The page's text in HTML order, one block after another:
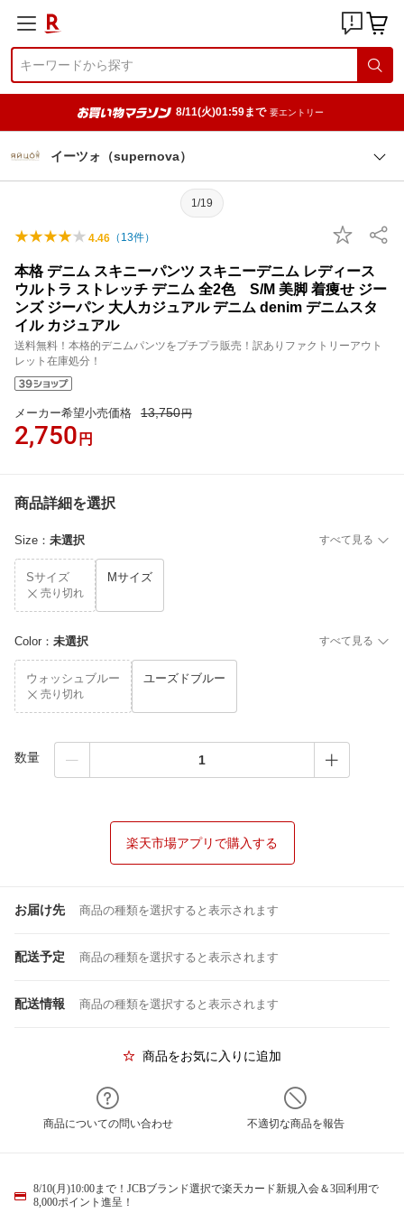
8/11(火)01:59まで 要エントリー
イーツォ（supernova）
1/19
4.46 （ 13件）
本格 デニム スキニーパンツ スキニーデニム レディース
ウルトラ ストレッチ デニム 全2色 S/M 美脚 着痩せ ジー
ンズ ジーパン 大人カジュアル デニム denim デニムスタ
イル カジュアル
送料無料！本格的デニムパンツをプチプラ販売！訳ありファクトリーアウト
レット在庫処分！
メーカー希望小売価格 13,750円
2,750 円
商品詳細を選択
Size ： 未選択 すべて見る
Sサイズ
売り切れ
Mサイズ
Color ： 未選択 すべて見る
ウォッシュブルー
売り切れ
ユーズドブルー
数量
楽天市場アプリで購入する
お届け先 商品の種類を選択すると表示されます
配送予定 商品の種類を選択すると表示されます
配送情報 商品の種類を選択すると表示されます
商品をお気に入りに追加
商品についての問い合わせ 不適切な商品を報告
8/10(月)10:00まで！JCBブランド選択で楽天カード新規入会＆3回利用で
8,000ポイント進呈！